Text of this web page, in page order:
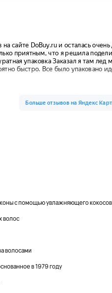
с помощью увлажняющего
волос
волосами
в 1979 году